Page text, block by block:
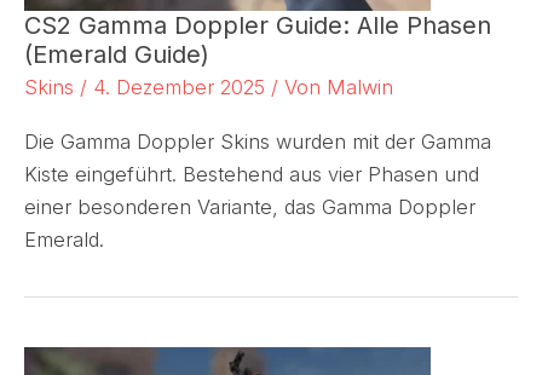
CS2 Gamma Doppler Guide: Alle Phasen
(Emerald Guide)
Skins / 4. Dezember 2025 / Von Malwin
Die Gamma Doppler Skins wurden mit der Gamma
Kiste eingeführt. Bestehend aus vier Phasen und
einer besonderen Variante, das Gamma Doppler
Emerald.